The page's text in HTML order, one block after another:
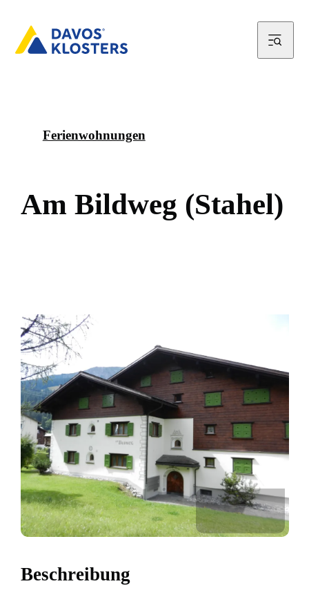
Ferienwohnungen
Am Bildweg (Stahel)
Beschreibung